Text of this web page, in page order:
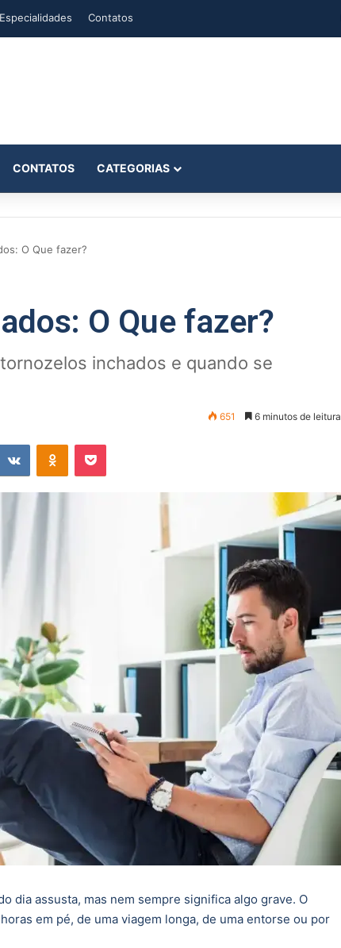
Especialidades Contatos
CONTATOS CATEGORIAS
O Que fazer?
O Que fazer?
inchados e quando se
651 6 minutos de leitura
VK OK Pocket
dia assusta, mas nem sempre significa algo grave. O
em pé, de uma viagem longa, de uma entorse ou por